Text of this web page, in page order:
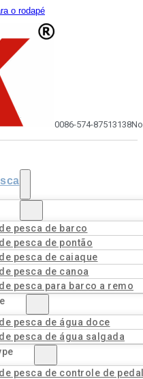
o rodapé
0086-574-87513138
pesca de barco
pesca de pontão
pesca de caiaque
pesca de canoa
pesca para barco a remo
pesca de água doce
pesca de água salgada
pesca de controle de